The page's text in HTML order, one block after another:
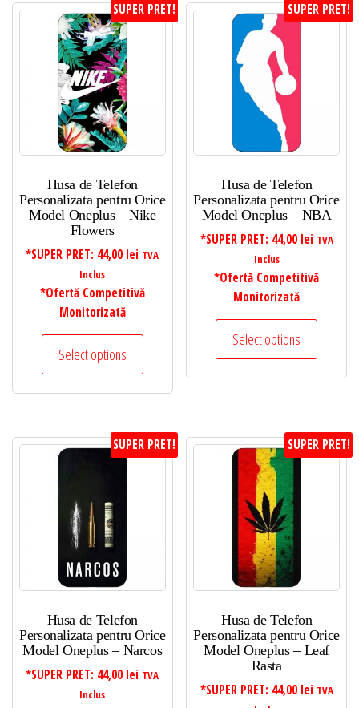
SUPER PRET!
Husa de Telefon
Personalizata pentru Orice
Model Oneplus – Nike
Flowers
*SUPER PRET: 44,00 lei TVA
Inclus
*Ofertă Competitivă
Monitorizată
Select options
SUPER PRET!
Husa de Telefon
Personalizata pentru Orice
Model Oneplus – NBA
*SUPER PRET: 44,00 lei TVA
Inclus
*Ofertă Competitivă
Monitorizată
Select options
SUPER PRET!
Husa de Telefon
Personalizata pentru Orice
Model Oneplus – Narcos
*SUPER PRET: 44,00 lei TVA
Inclus
SUPER PRET!
Husa de Telefon
Personalizata pentru Orice
Model Oneplus – Leaf
Rasta
*SUPER PRET: 44,00 lei TVA